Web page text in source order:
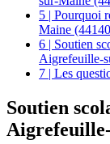
5 | Pourquoi
Maine
6 | Soutien
Aigrefeuille-
7 | Les
Soutien